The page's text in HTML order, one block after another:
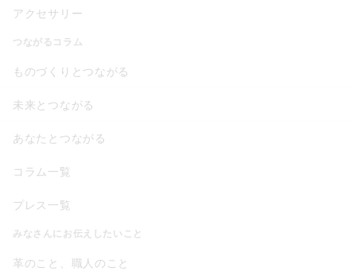
アクセサリー
つながるコラム
ものづくりとつながる
未来とつながる
あなたとつながる
コラム一覧
プレス一覧
みなさんにお伝えしたいこと
革のこと、職人のこと